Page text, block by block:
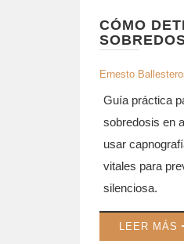
CÓMO
Ernesto
Guía práctica
sobredosis en
usar
vitales para
silenciosa.
LEER MÁS